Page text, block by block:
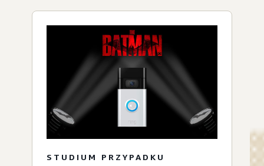
STUDIUM PRZYPADKU